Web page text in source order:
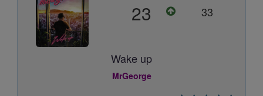
23 33
Wake up
MrGeorge